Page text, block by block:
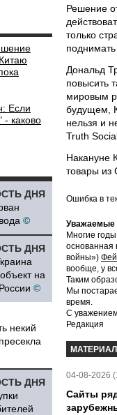
Если
- каково
ДНЯ
©
ДНЯ
на
©
некий
ДНЯ
Решение
только
Дональд
повысить
мировым
будущем,
нельзя и
Truth
Накануне
товары из
Ошибка в
Уважаемые
Многие
основанная
войны»)
вообще, у
Таким
Мы
время.
С
Редакция
04-08-2026
Сайты